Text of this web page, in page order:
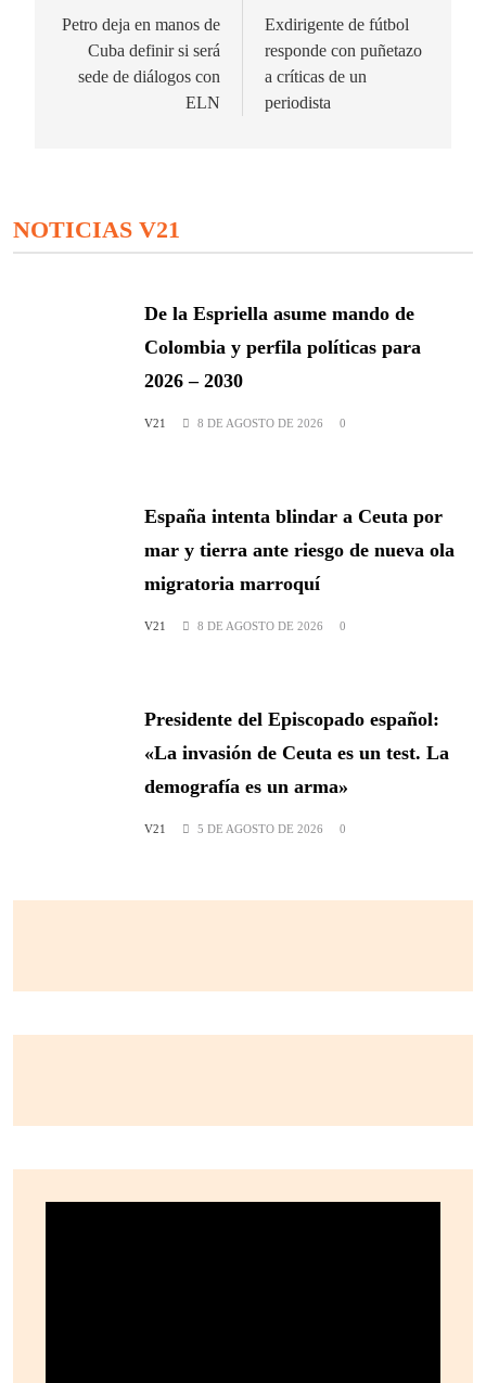
de
entradas
Petro deja en manos de
Cuba definir si será
sede de diálogos con
ELN
Exdirigente de fútbol
responde con puñetazo
a críticas de un
periodista
NOTICIAS V21
De la Espriella asume mando de
Colombia y perfila políticas para
2026 – 2030
V21 8 DE AGOSTO DE 2026 0
España intenta blindar a Ceuta por
mar y tierra ante riesgo de nueva ola
migratoria marroquí
V21 8 DE AGOSTO DE 2026 0
Presidente del Episcopado español:
«La invasión de Ceuta es un test. La
demografía es un arma»
V21 5 DE AGOSTO DE 2026 0